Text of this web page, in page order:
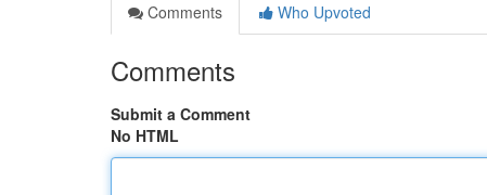
Comments
Who Upvoted
Comments
Submit a Comment
No HTML